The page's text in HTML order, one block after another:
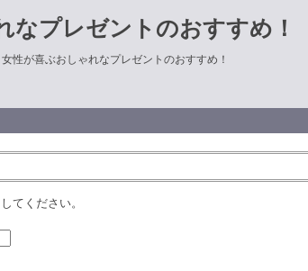
なプレゼントのおすすめ！
性が喜ぶおしゃれなプレゼントのおすすめ！
てください。